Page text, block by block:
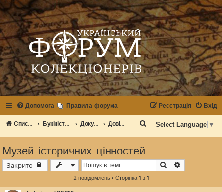
Допомога Правила форума Вхід
Реєстрація
Список розділів Букіністика Документи, афіши, квитки, інша друкована продукція Довідкова література Select Language ▼
о
у
к
Музей історичних цінностей
Закрито Пошук
2 повідомлень • Сторінка1 з1